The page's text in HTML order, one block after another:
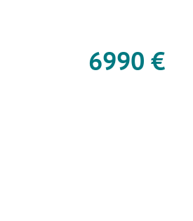
6990 €